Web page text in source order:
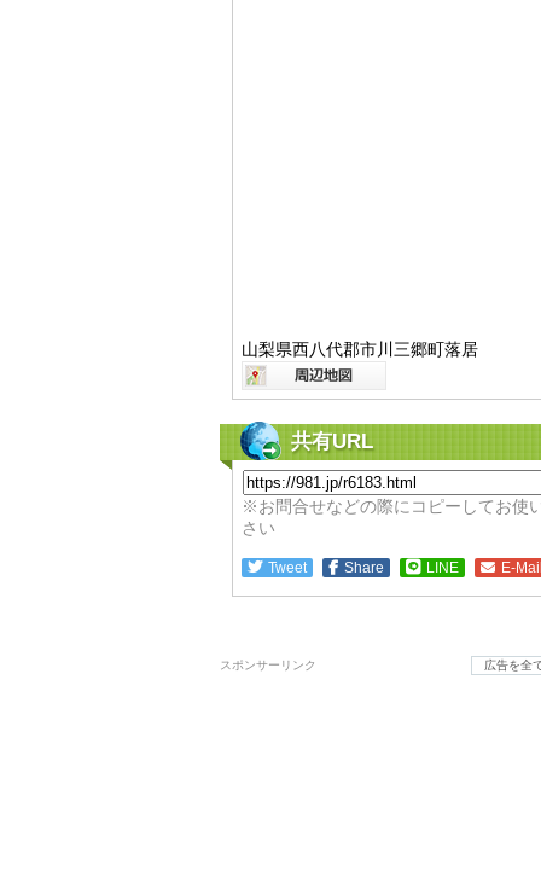
山梨県西八代郡市川三郷町落居
共有URL
※お問合せなどの際にコピーしてお使
さい
Tweet Share LINE E-
スポンサーリンク 広告を全